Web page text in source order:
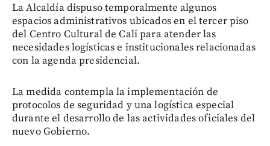
La Alcaldía dispuso temporalmente algunos
espacios administrativos ubicados en el tercer piso
del Centro Cultural de Cali para atender las
necesidades logísticas e institucionales relacionadas
con la agenda presidencial.
La medida contempla la implementación de
protocolos de seguridad y una logística especial
durante el desarrollo de las actividades oficiales del
nuevo Gobierno.